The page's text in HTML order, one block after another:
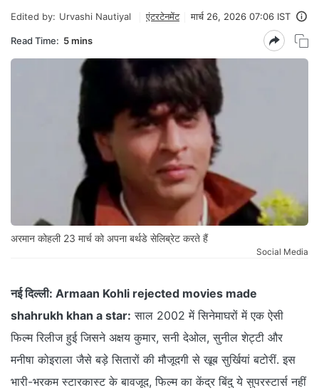
Edited by: Urvashi Nautiyal एंटरटेनमेंट मार्च 26, 2026 07:06 IST
Read Time: 5 mins
अरमान कोहली 23 मार्च को अपना बर्थडे सेलिब्रेट करते हैं
Social Media
नई दिल्ली: Armaan Kohli rejected movies made
shahrukh khan a star: साल 2002 में सिनेमाघरों में एक ऐसी
फिल्म रिलीज हुई जिसने अक्षय कुमार, सनी देओल, सुनील शेट्टी और
मनीषा कोइराला जैसे बड़े सितारों की मौजूदगी से खूब सुर्खियां बटोरीं. इस
भारी-भरकम स्टारकास्ट के बावजूद, फिल्म का केंद्र बिंदु ये सुपरस्टार्स नहीं